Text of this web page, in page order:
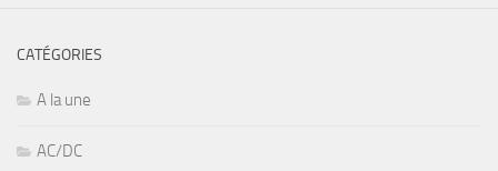
CATÉGORIES
A la une
AC/DC